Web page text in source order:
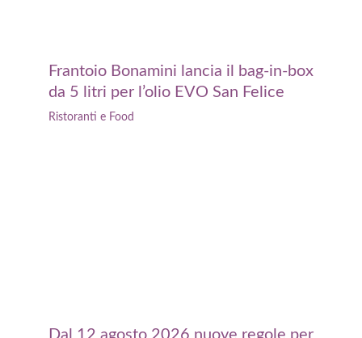
Frantoio Bonamini lancia il bag-in-box
da 5 litri per l’olio EVO San Felice
Ristoranti e Food
Dal 12 agosto 2026 nuove regole per